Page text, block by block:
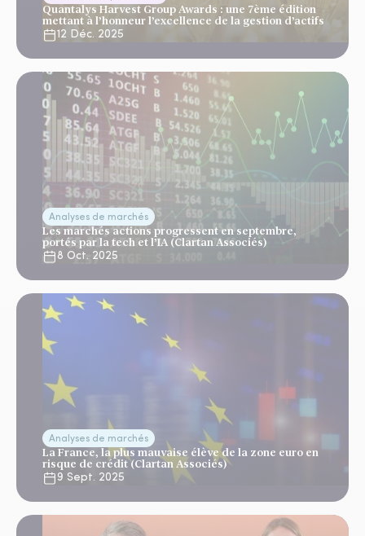
Quantalys Harvest Group Awards : une 7ème édition
mettant à l’honneur l’excellence de la gestion d’actifs
12 Déc. 2025
Analyses de marchés
Les marchés actions progressent en septembre,
portés par la tech et l’IA (Clartan Associés)
8 Oct. 2025
Analyses de marchés
La France, la plus mauvaise élève de la zone euro en
risque de crédit (Clartan Associés)
9 Sept. 2025